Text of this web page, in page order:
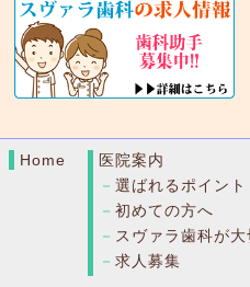
Home
医院案内
選ばれるポイント
初めての方へ
スヴァラ歯科が
求人募集